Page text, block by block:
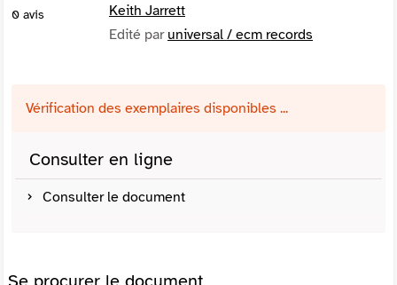
0 avis
Keith Jarrett
Edité par universal / ecm records
Vérification des exemplaires disponibles ...
Consulter en ligne
Consulter le document